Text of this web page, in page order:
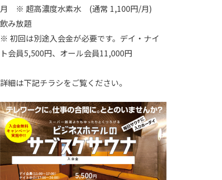
月 ※ 超高濃度水素水 (通常 1,100円/月)
飲み放題
※ 初回は別途入会金が必要です。デイ・ナイ
ト会員5,500円、オール会員11,000円
詳細は下記チラシをご覧ください。